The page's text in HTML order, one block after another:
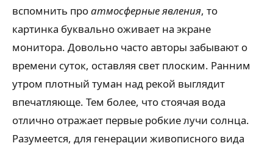
вспомнить проатмосферные явления, то
картинка буквально оживает на экране
монитора. Довольно часто авторы забывают о
времени суток, оставляя свет плоским. Ранним
утром плотный туман над рекой выглядит
впечатляюще. Тем более, что стоячая вода
отлично отражает первые робкие лучи солнца.
Разумеется, для генерации живописного вида